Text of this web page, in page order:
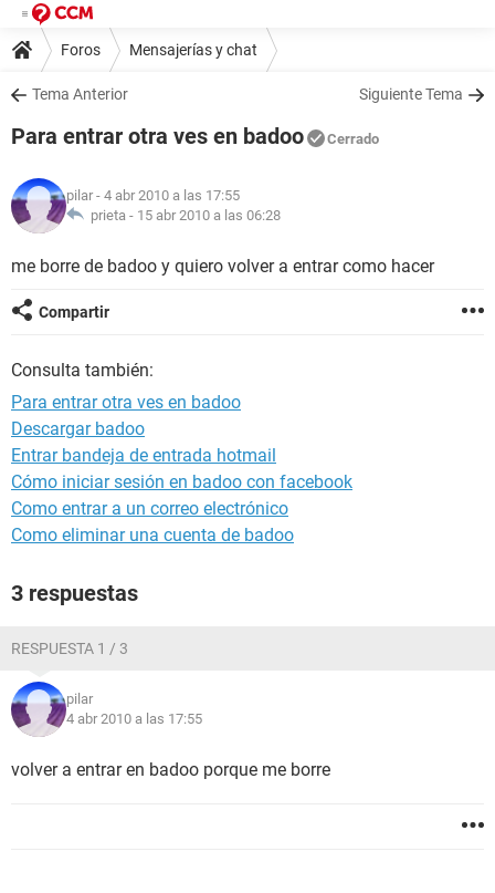
Foros Mensajerías y chat
Tema Anterior Siguiente Tema
Para entrar otra ves en badoo Cerrado
pilar - 4 abr 2010 a las 17:55
prieta - 15 abr 2010 a las 06:28
me borre de badoo y quiero volver a entrar como hacer
Compartir
Consulta también:
Para entrar otra ves en badoo
Descargar badoo
Entrar bandeja de entrada hotmail
Cómo iniciar sesión en badoo con facebook
Como entrar a un correo electrónico
Como eliminar una cuenta de badoo
3 respuestas
RESPUESTA 1 / 3
pilar
4 abr 2010 a las 17:55
volver a entrar en badoo porque me borre